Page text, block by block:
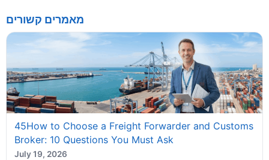
מאמרים קשורים
45How to Choose a Freight Forwarder and Customs
Broker: 10 Questions You Must Ask
July 19, 2026